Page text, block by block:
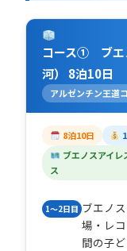
コース① ブエ
河） 8泊10日
アルゼンチン王道
8泊10日
ブエノスアイ
ス
1〜2日目 ブエノ
場・レ
間の子ど